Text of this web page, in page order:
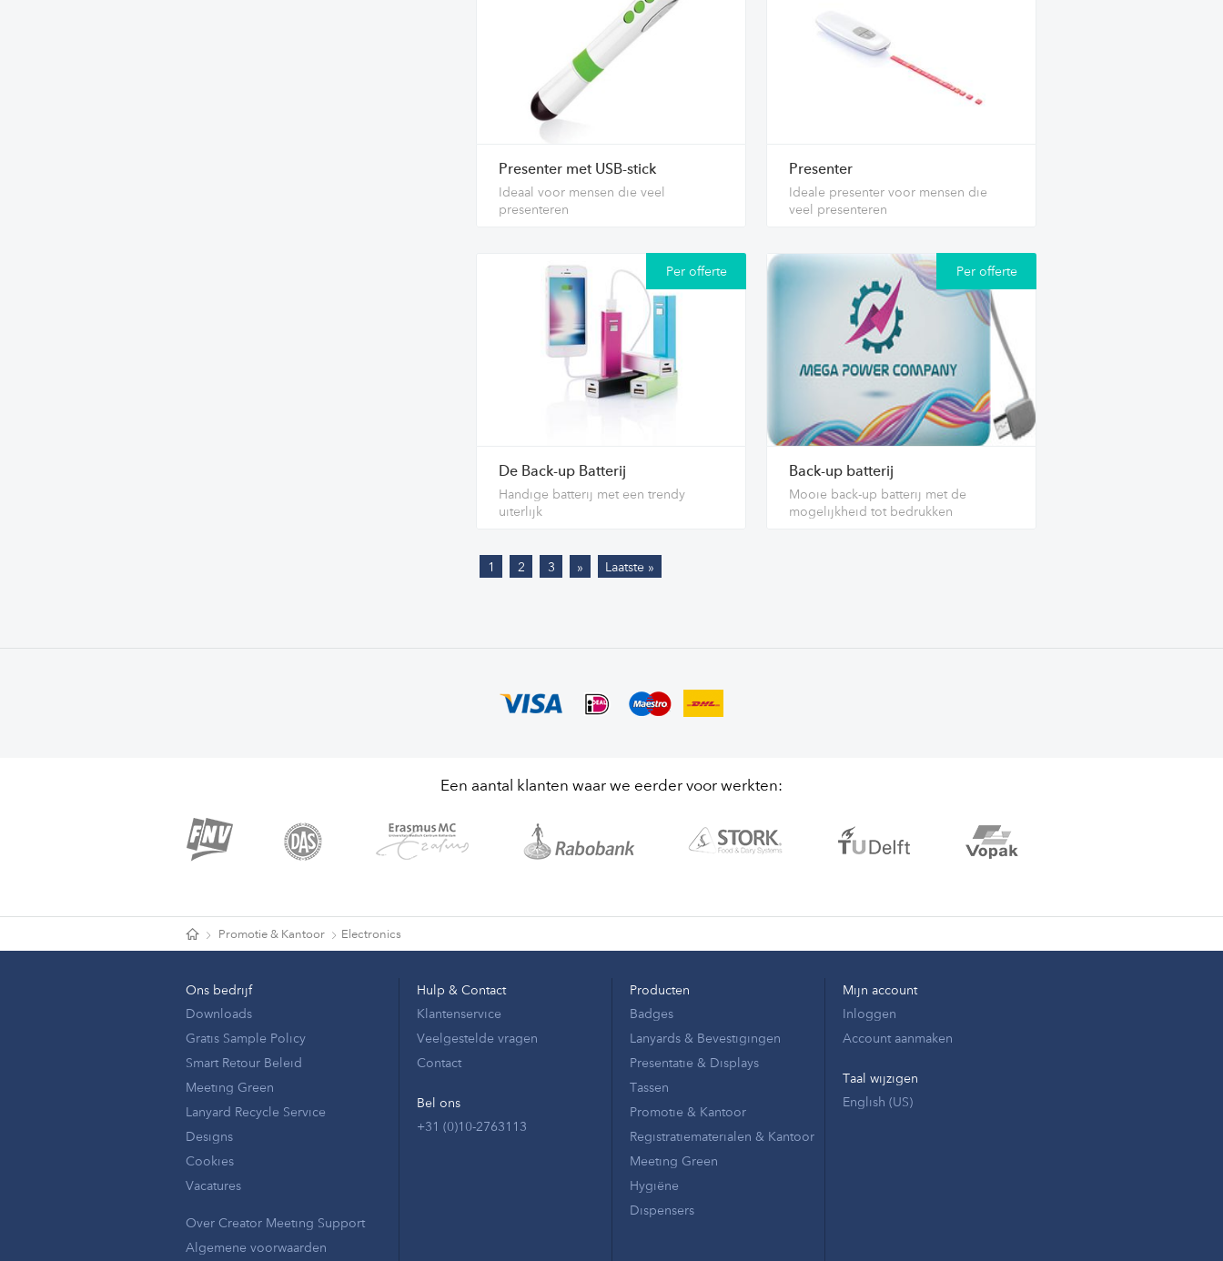
Presenter met USB-stick
Ideaal voor mensen die veel
presenteren
Presenter
Ideale presenter voor mensen die
veel presenteren
Per offerte
De Back-up Batterij
Handige batterij met een trendy
uiterlijk
Per offerte
Back-up batterij
Mooie back-up batterij met de
mogelijkheid tot bedrukken
1 2 3 » Laatste »
Een aantal klanten waar we eerder voor werkten:
Promotie & Kantoor Electronics
Ons bedrijf
Downloads
Gratis Sample Policy
Smart Retour Beleid
Meeting Green
Lanyard Recycle Service
Designs
Cookies
Vacatures
Over Creator Meeting Support
Algemene voorwaarden
Hulp & Contact
Klantenservice
Veelgestelde vragen
Contact
Bel ons
+31 (0)10-2763113
Producten
Badges
Lanyards & Bevestigingen
Presentatie & Displays
Tassen
Promotie & Kantoor
Registratiematerialen & Kantoor
Meeting Green
Hygiëne
Dispensers
Mijn account
Inloggen
Account aanmaken
Taal wijzigen
English (US)